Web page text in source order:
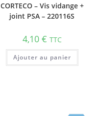
CORTECO – Vis vidange +
joint PSA – 220116S
4,10 € TTC
Ajouter au panier